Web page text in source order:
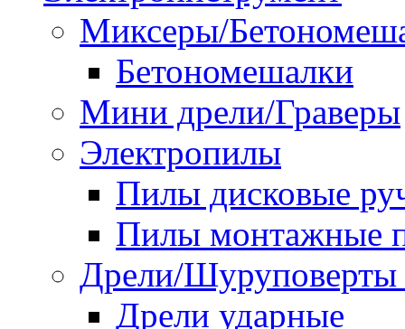
Миксеры/
Бетономешалки
Мини дрели/Граверы
Электропилы
Пилы дисковые
Пилы монтажные
Дрели/Шуруповерты
Дрели ударные